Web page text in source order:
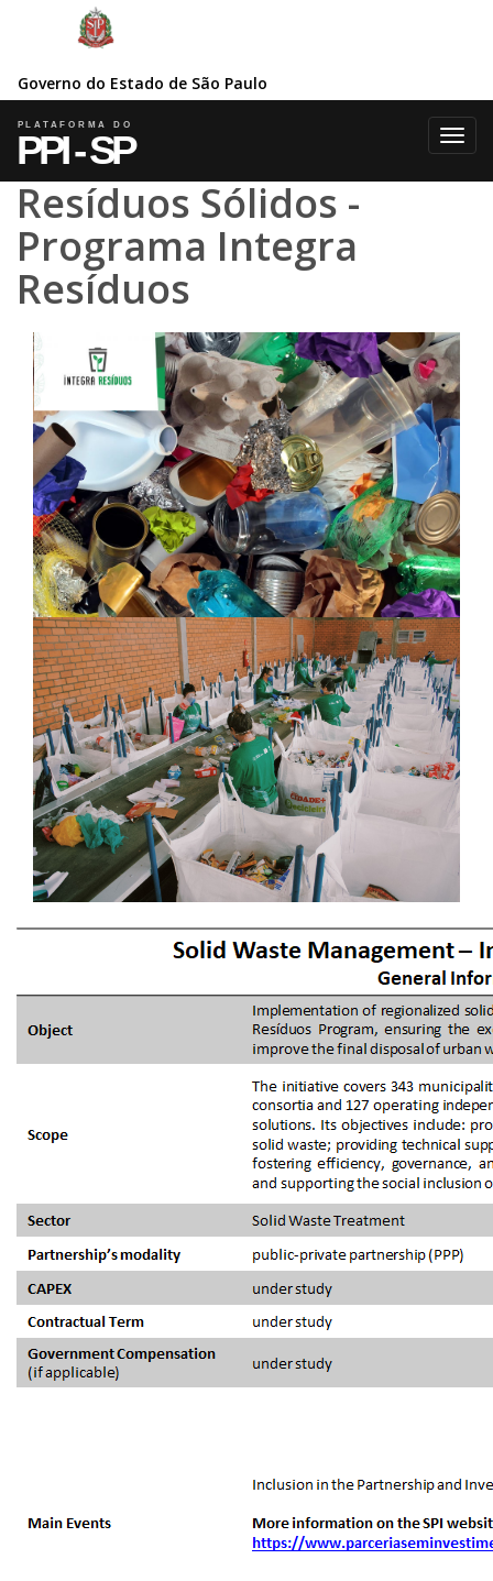
Governo do Estado de São Paulo
Resíduos Sólidos -
Programa Integra
Resíduos